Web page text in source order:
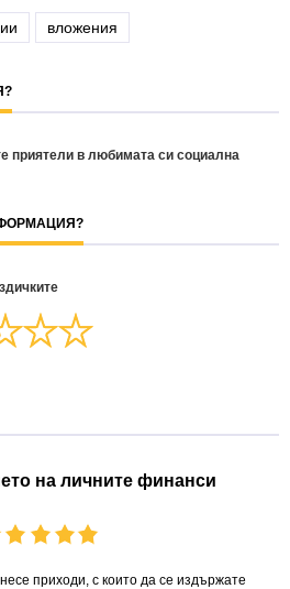
вложения
приятели в любимата си социална
на личните финанси
приходи, с които да се издържате